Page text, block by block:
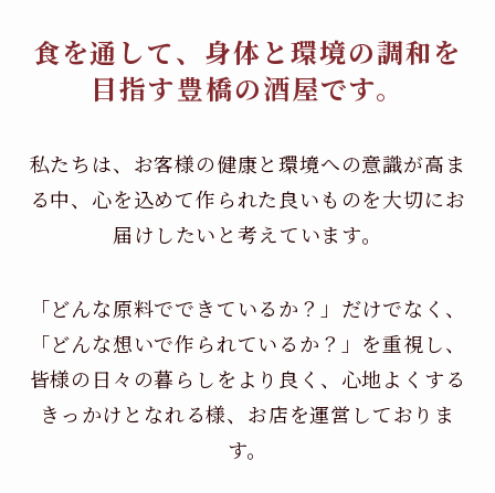
食を通して、身体と環境の調和を
目指す豊橋の酒屋です。
私たちは、お客様の健康と環境への意識が高ま
る中、 心を込めて作られた良いものを大切にお
届けしたいと考えています。
「どんな原料でできているか？」だけでなく、
「どんな想いで作られているか？」を重視し、
皆様の日々の暮らしをより良く、心地よくする
きっかけとなれる様、お店を運営しておりま
す。